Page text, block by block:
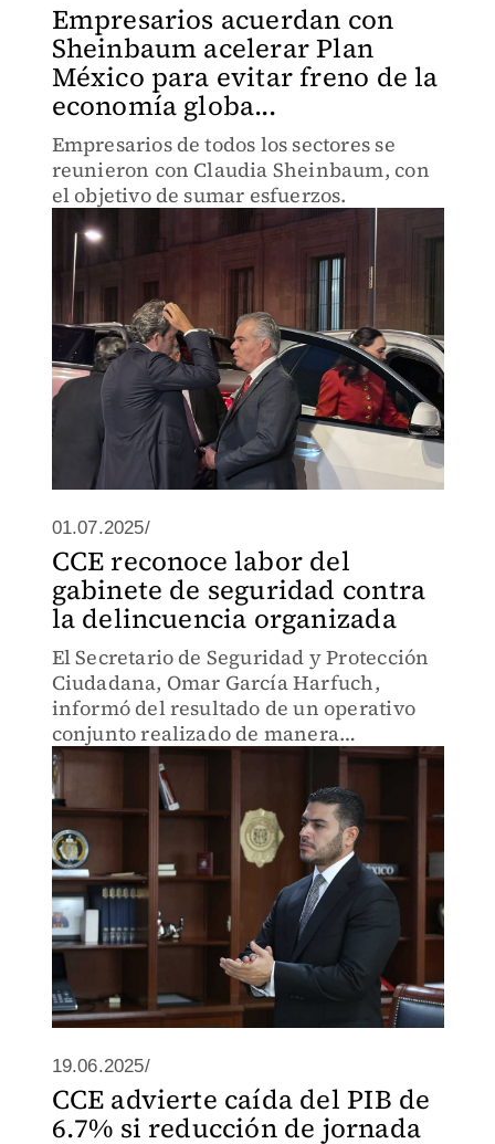
Empresarios acuerdan con
Sheinbaum acelerar Plan
México para evitar freno de la
economía globa...
Empresarios de todos los sectores se
reunieron con Claudia Sheinbaum, con
el objetivo de sumar esfuerzos.
01.07.2025/
CCE reconoce labor del
gabinete de seguridad contra
la delincuencia organizada
El Secretario de Seguridad y Protección
Ciudadana, Omar García Harfuch,
informó del resultado de un operativo
conjunto realizado de manera
coordinada con varias depedencias.
19.06.2025/
CCE advierte caída del PIB de
6.7% si reducción de jornada